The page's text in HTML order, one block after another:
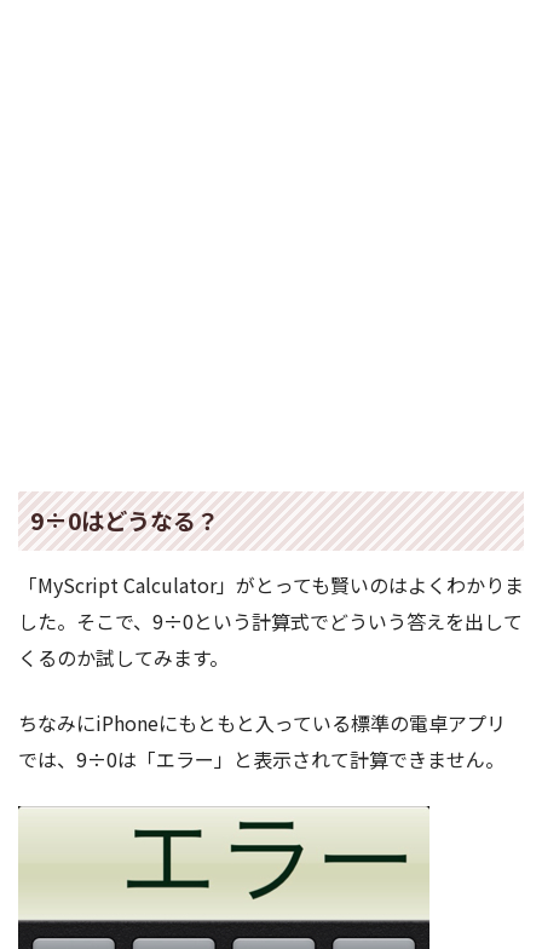
9÷0はどうなる？
「MyScript Calculator」がとっても賢いのはよくわかりま
した。そこで、9÷0という計算式でどういう答えを出して
くるのか試してみます。
ちなみにiPhoneにもともと入っている標準の電卓アプリ
では、9÷0は「エラー」と表示されて計算できません。